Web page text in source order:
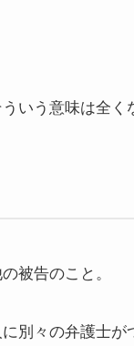
いう意味は全く
被告のこと。
別々の弁護士